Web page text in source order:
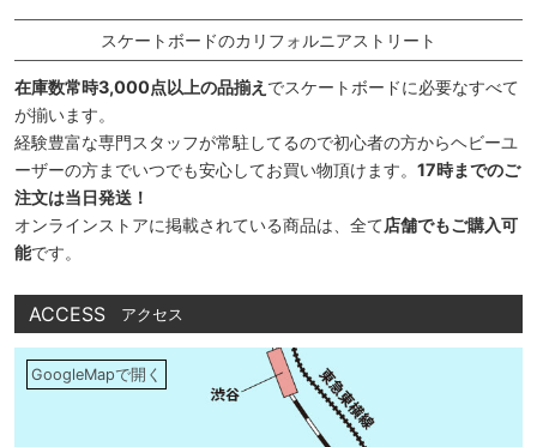
スケートボードのカリフォルニアストリート
在庫数常時3,000点以上の品揃え でスケートボードに必要なすべて
が揃います。
経験豊富な専門スタッフが常駐してるので初心者の方からヘビーユ
ーザーの方までいつでも安心してお買い物頂けます。 17時までのご
注文は当日発送！
オンラインストアに掲載されている商品は、全て店舗でもご購入可
能です。
ACCESS アクセス
GoogleMapで開く